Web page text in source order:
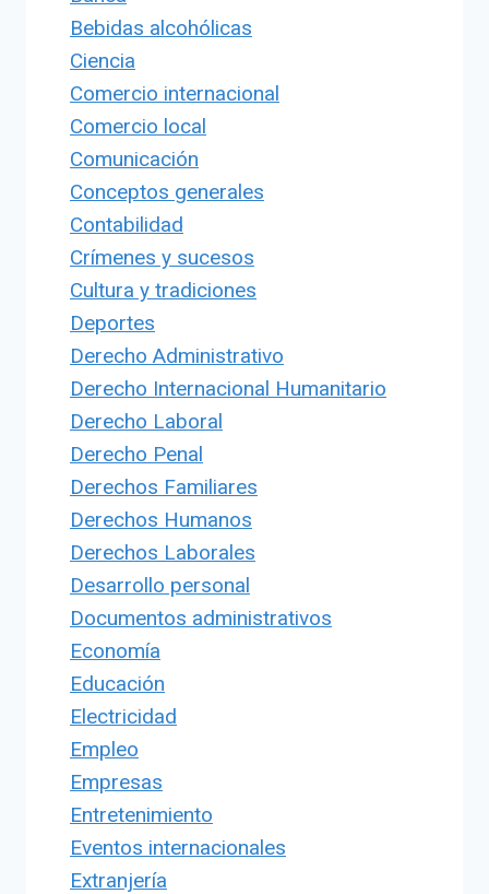
Bebidas alcohólicas
Ciencia
Comercio internacional
Comercio local
Comunicación
Conceptos generales
Contabilidad
Crímenes y sucesos
Cultura y tradiciones
Deportes
Derecho Administrativo
Derecho Internacional Humanitario
Derecho Laboral
Derecho Penal
Derechos Familiares
Derechos Humanos
Derechos Laborales
Desarrollo personal
Documentos administrativos
Economía
Educación
Electricidad
Empleo
Empresas
Entretenimiento
Eventos internacionales
Extranjería